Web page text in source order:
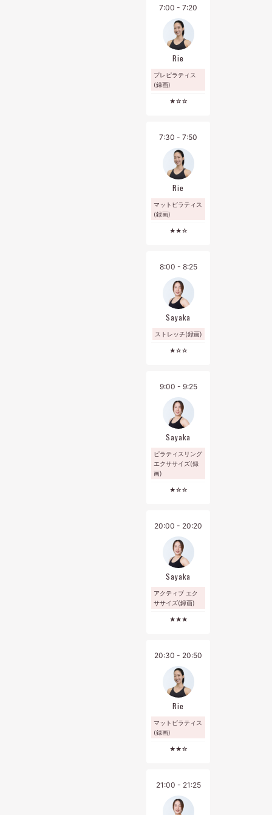
のご利用はいただけません。ロッカー・更衣室のご利用は可能
・月会費会員の利用回数の有効期限は、当月1日～末日となって
おります。翌月への繰り越しは出来ませんので、予めご了承く
・プラン変更・休会・退会などの各種お手続きは、前月10日ま
でにマイページ[契約管理]からお手続きをお願いいたします。
・お問い合わせは、マイページご登録の方はマイページの[メッ
【レッスンスケジュールの公開について】
レッスン前日の23:59までマイページより可能
※キャンセル期限が過ぎたご予約は、システムの都合上消化扱
※キャンセルは、画面下の[予定管理]より行っていただけます。
・フロントにてお声がけいただき、レッスン開始時刻までにお
着換えの上、３階のボディケアルーム前までお越しください。
・大崎店の施設の入退館時間はレッスン前後３０分となりま
す。スパやマシンエリアなどのピラティススタジオ以外の施設
のご利用はいただけません。ロッカー・更衣室のご利用は可能
・各種お手続きは、前月10日までにマイページ[契約管理]から
・お問い合わせは、マイページご登録の方はマイページの[メッ
7:00 - 7:20
Rie
プレピラティス
(録画)
★☆☆
7:30 - 7:50
Rie
マットピラティス
(録画)
★★☆
8:00 - 8:25
Sayaka
ストレッチ(録画)
★☆☆
9:00 - 9:25
Sayaka
ピラティスリング
エクササイズ(録
画)
★☆☆
20:00 - 20:20
Sayaka
アクティブ エク
ササイズ(録画)
★★★
20:30 - 20:50
Rie
マットピラティス
(録画)
★★☆
21:00 - 21:25